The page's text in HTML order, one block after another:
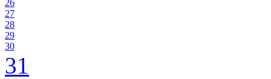
26
27
28
29
30
31